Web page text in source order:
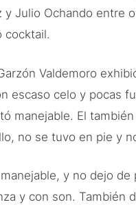
y Julio Ochando
cocktail.
Valdemoro
escaso celo y pocas
manejable. El
no se tuvo en pie y
y no dejo
y con son.